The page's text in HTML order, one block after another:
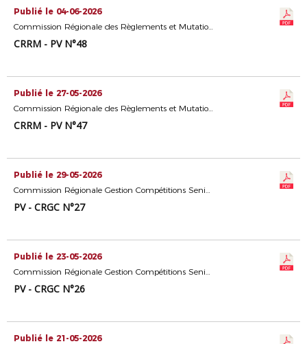
Publié le 04-06-2026
Commission Régionale des Règlements et Mutations
CRRM - PV N°48
Publié le 27-05-2026
Commission Régionale des Règlements et Mutations
CRRM - PV N°47
Publié le 29-05-2026
Commission Régionale Gestion Compétitions Seniors
PV - CRGC N°27
Publié le 23-05-2026
Commission Régionale Gestion Compétitions Seniors
PV - CRGC N°26
Publié le 21-05-2026